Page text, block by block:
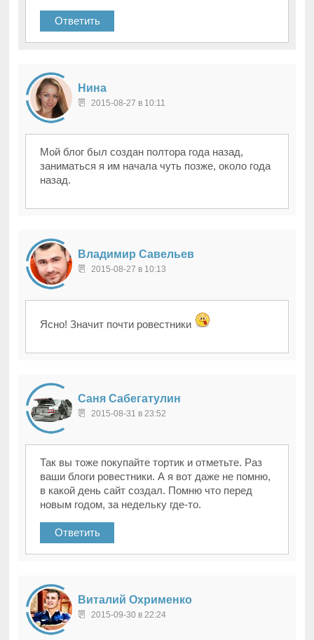
Ответить
Нина
2015-08-27 в 10:11
Мой блог был создан полтора года назад,
заниматься я им начала чуть позже, около года
назад.
Владимир Савельев
2015-08-27 в 10:13
Ясно! Значит почти ровестники
Саня Сабегатулин
2015-08-31 в 23:52
Так вы тоже покупайте тортик и отметьте. Раз
ваши блоги ровестники. А я вот даже не помню,
в какой день сайт создал. Помню что перед
новым годом, за недельку где-то.
Ответить
Виталий Охрименко
2015-09-30 в 22:24